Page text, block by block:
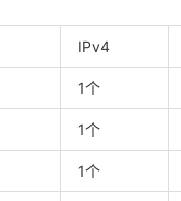
IPv4
1个
1个
1个